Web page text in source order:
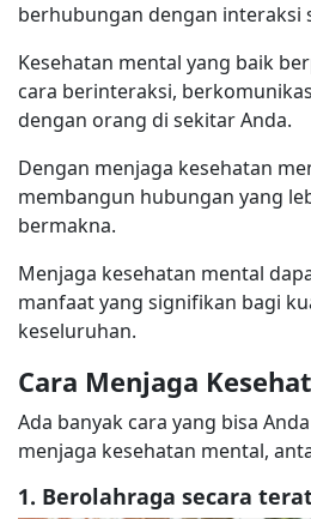
berhubungan dengan interaksi
Kesehatan mental yang baik
cara berinteraksi,
dengan orang di sekitar Anda.
Dengan menjaga kesehatan
membangun hubungan yang
bermakna.
Menjaga kesehatan mental
manfaat yang signifikan bagi
keseluruhan.
Cara Menjaga
Ada banyak cara yang bisa
menjaga kesehatan mental,
1. Berolahraga secara